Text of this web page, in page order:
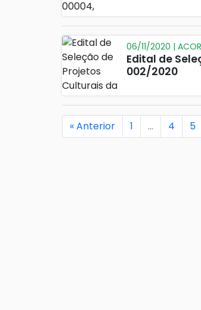
06/11/2020 |
Edital de
002/2020
« Anterior 1 … 4 5